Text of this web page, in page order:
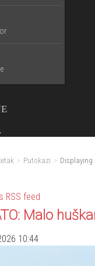
Putokazi Displaying
RSS feed
Malo
10:44